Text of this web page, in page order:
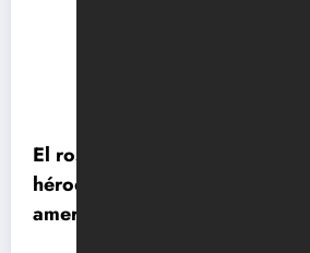
El rostro impenetrable: la
héroe mítico y la
americano